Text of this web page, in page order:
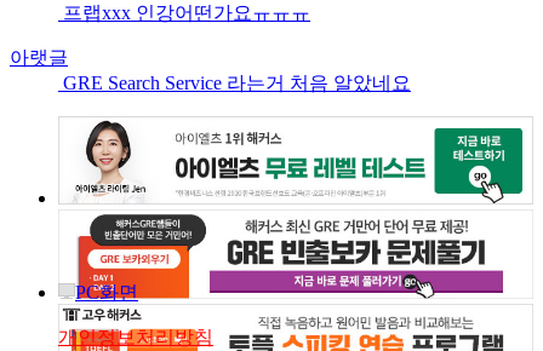
프랩xxx 인강어떤가요ㅠㅠㅠ
아랫글
GRE Search Service 라는거 처음 알았네요
PC화면
개인정보처리방침